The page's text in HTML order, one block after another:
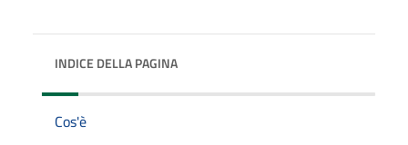
INDICE DELLA PAGINA
Cos'è